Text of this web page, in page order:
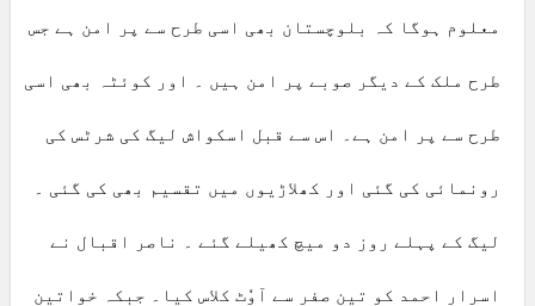
معلوم ہوگا کہ بلوچستان بھی اسی طرح سے پر امن ہے جس
طرح ملک کے دیگر صوبے پر امن ہیں ۔ اور کوئٹہ بھی اسی
طرح سے پر امن ہے۔ اس سے قبل اسکواش لیگ کی شرٹس کی
رونمائی کی گئی اور کھلاڑیوں میں تقسیم بھی کی گئی ۔
لیگ کے پہلے روز دو میچ کھیلے گئے ۔ ناصر اقبال نے
اسرار احمد کو تین صفر سے آوٗٹ کلاس کیا۔ جبکہ خواتین